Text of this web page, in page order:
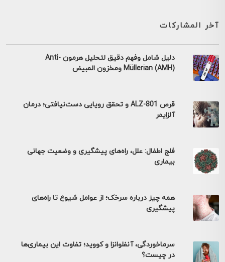
آخر المشاركات
دليل شامل وفهم دقيق لتحليل هرمون Anti-
Müllerian (AMH) ومخزون المبيض
قرص ALZ-801 و تحقق رویایی دست‌نیافتی؛ درمان
آلزایمر
فلج اطفال: علل، راه‌های پیشگیری و وضعیت جهانی
بیماری
همه چیز درباره سرخک؛ از عوامل شیوع تا راه‌های
پیشگیری
سرماخوردگی، آنفلوانزا و کووید؛ تفاوت این بیماری‌ها
در چیست؟